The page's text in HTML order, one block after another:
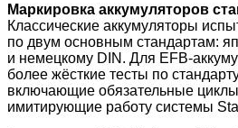
Маркировка аккумуляторов
Классические аккумуляторы
по двум основным стандартам:
и немецкому DIN. Для EFB-
более жёсткие тесты по
включающие обязательные
имитирующие работу системы